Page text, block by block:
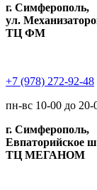
г. Симферополь,
ул.
ТЦ ФМ
+7 (978) 272-92-48
пн-вс 10-00 до 20-
г. Симферополь,
Евпаторийское
ТЦ МЕГАНОМ